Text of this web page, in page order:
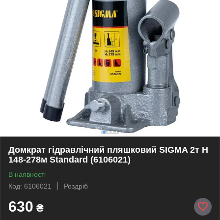
Домкрат гідравлічний пляшковий SIGMA 2т H
148-278м Standard (6106021)
В наявності
Код: 6106021
Роздріб
630 ₴